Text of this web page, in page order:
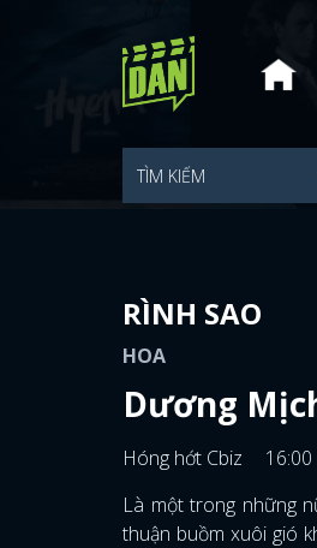
RÌNH SAO
HOA
Dương
Hóng hớt Cbiz
Là một trong những
thuận buồm xuôi gió